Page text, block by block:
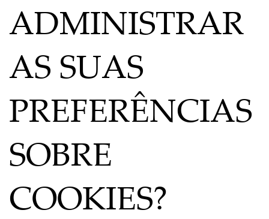
ADMINISTRAR
AS SUAS
PREFERÊNCIAS
SOBRE
COOKIES?